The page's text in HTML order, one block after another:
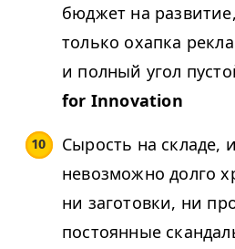
бюджет на
только охапка
и полный угол
for Innovation
Сырость на складе,
невозможно долго
ни заготовки, ни
постоянные